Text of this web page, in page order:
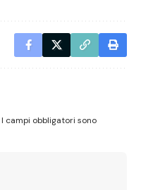
I campi obbligatori sono